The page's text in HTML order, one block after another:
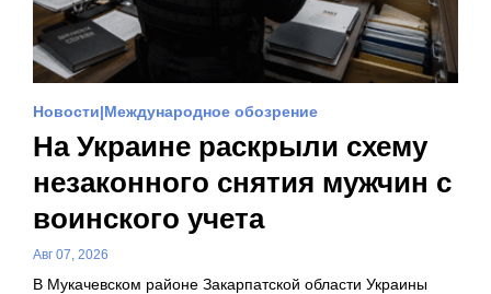
Новости Международное обозрение
На Украине раскрыли схему
незаконного снятия мужчин с
воинского учета
Авг 07, 2026
В Мукачевском районе Закарпатской области Украины